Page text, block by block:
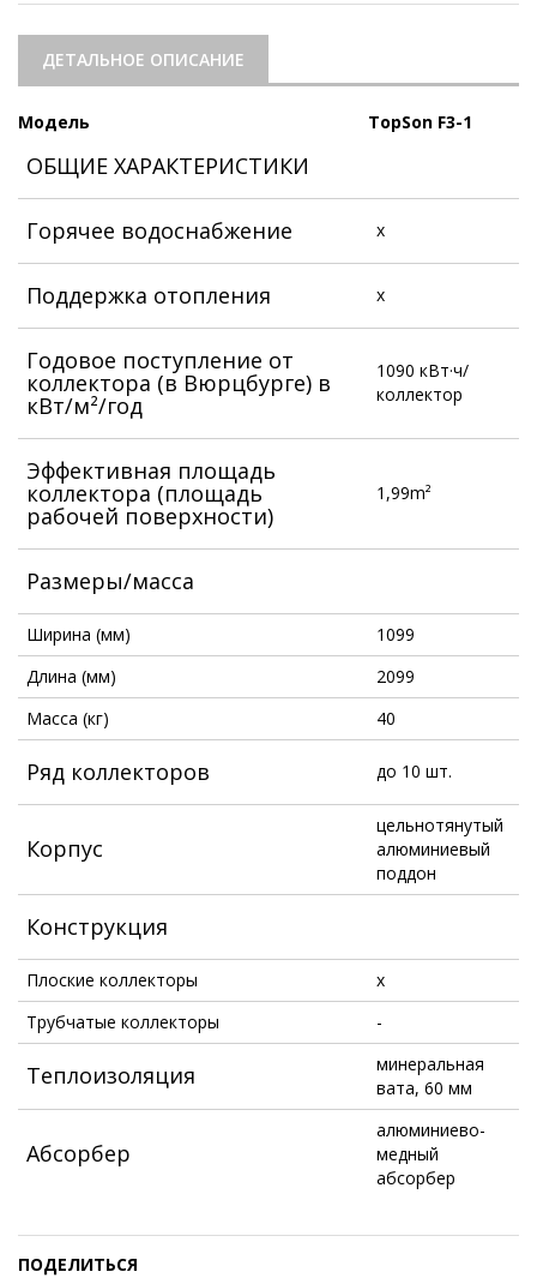
ДЕТАЛЬНОЕ ОПИСАНИЕ
Модель TopSon F3-1
ОБЩИЕ ХАРАКТЕРИСТИКИ
Горячее водоснабжение x
Поддержка отопления x
Годовое поступление от
коллектора (в Вюрцбурге) в
кВт/м²/год
1090 кВт·ч/
коллектор
Эффективная площадь
коллектора (площадь
рабочей поверхности)
1,99m²
Размеры/масса
Ширина (мм)
1099
Длина (мм)
2099
Масса (кг)
40
Ряд коллекторов до 10 шт.
Корпус
цельнотянутый
алюминиевый
поддон
Конструкция
Плоские коллекторы
x
Трубчатые коллекторы
-
Теплоизоляция
минеральная
вата, 60 мм
Абсорбер
алюминиево-
медный
абсорбер
ПОДЕЛИТЬСЯ